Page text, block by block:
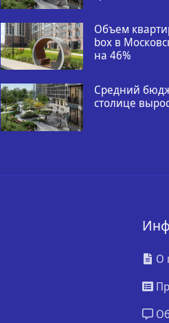
Объем
box в
на 46%
Средний
столице
О